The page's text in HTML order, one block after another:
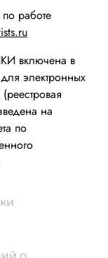
работе
включена в
электронных
на
по